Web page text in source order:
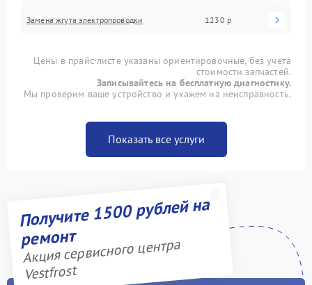
Замена жгута электропроводки 1230 р
Цены в прайс-листе указаны ориентировочные, без учета
стоимости запчастей.
Записывайтесь на бесплатную диагностику.
Мы проверим ваше устройство и укажем на неисправность.
Показать все услуги
Получите 1500 рублей на
ремонт
Акция сервисного центра
Vestfrost